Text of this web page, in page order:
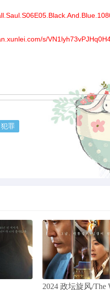
s/
犯罪